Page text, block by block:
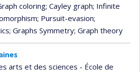
coloring; Cayley graph; Infinite
; Pursuit-evasion;
; Graphs Symmetry; Graph theory
arts et des sciences - École de